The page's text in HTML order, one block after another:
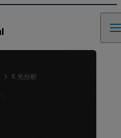
X 光分析